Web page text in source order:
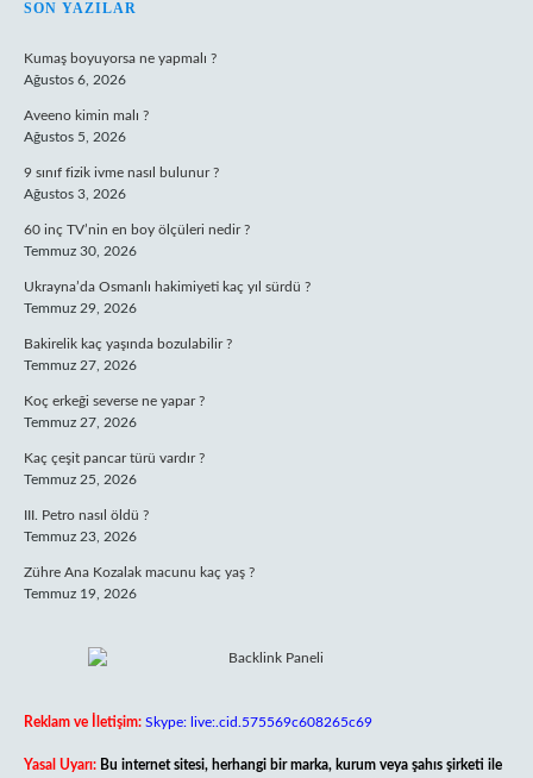
SIDEBAR
SON YAZILAR
Kumaş boyuyorsa ne yapmalı ?
Ağustos 6, 2026
Aveeno kimin malı ?
Ağustos 5, 2026
9 sınıf fizik ivme nasıl bulunur ?
Ağustos 3, 2026
60 inç TV’nin en boy ölçüleri nedir ?
Temmuz 30, 2026
Ukrayna’da Osmanlı hakimiyeti kaç yıl sürdü ?
Temmuz 29, 2026
Bakirelik kaç yaşında bozulabilir ?
Temmuz 27, 2026
Koç erkeği severse ne yapar ?
Temmuz 27, 2026
Kaç çeşit pancar türü vardır ?
Temmuz 25, 2026
III. Petro nasıl öldü ?
Temmuz 23, 2026
Zühre Ana Kozalak macunu kaç yaş ?
Temmuz 19, 2026
Reklam ve İletişim: Skype: live:.cid.575569c608265c69
Yasal Uyarı: Bu internet sitesi, herhangi bir marka, kurum veya şahıs şirketi ile